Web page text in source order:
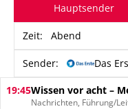
Hauptsender
Zeit: Abend
Sender: Das
19:45Wissen vor acht –
Nachrichten, Führung/